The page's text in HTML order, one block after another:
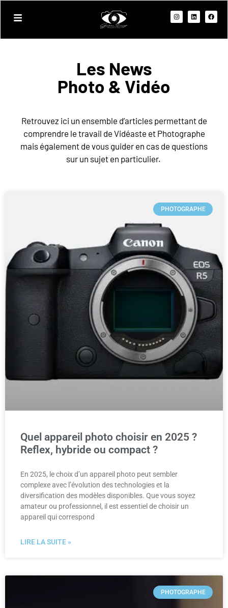
Les News
Photo & Vidéo
Retrouvez ici un ensemble d’articles permettant de
comprendre le travail de Vidéaste et Photographe
mais également de vous guider en cas de questions
sur un sujet en particulier.
PHOTOGRAPHE
Quel appareil photo choisir en 2025 ?
Reflex, hybride ou compact ?
En 2025, le choix d’un appareil photo peut sembler
complexe avec l’évolution des technologies et la
diversification des modèles disponibles. Que vous soyez
amateur ou professionnel, il est essentiel de choisir un
appareil qui correspond
LIRE LA SUITE »
PHOTOGRAPHE